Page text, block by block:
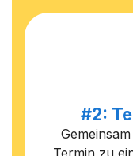
#2:
Termin zu